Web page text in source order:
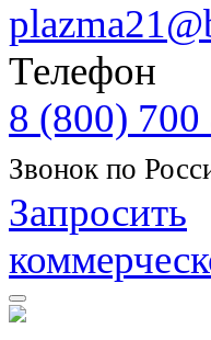
Телефон
8 (800) 700
Звонок по
Запросить